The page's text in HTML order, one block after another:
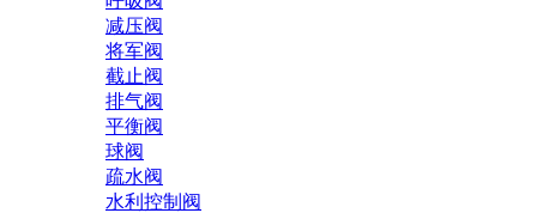
减压阀
将军阀
截止阀
排气阀
平衡阀
球阀
疏水阀
水利控制阀